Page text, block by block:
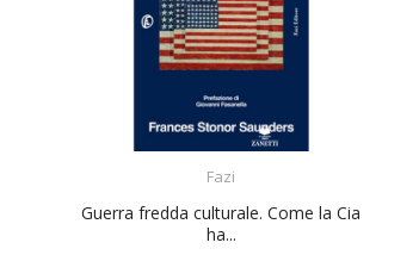
Fazi
Guerra fredda culturale. Come la Cia
ha...